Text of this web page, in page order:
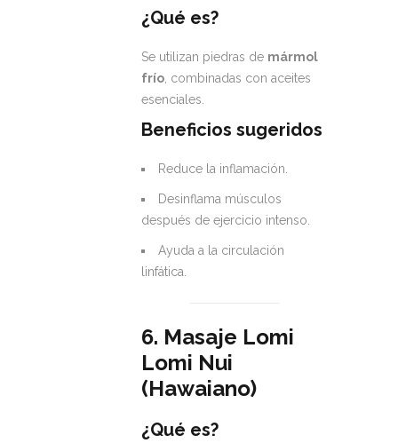
¿Qué es?
Se utilizan piedras de mármol
frío , combinadas con aceites
esenciales.
Beneficios sugeridos
Reduce la inflamación.
Desinflama músculos
después de ejercicio intenso.
Ayuda a la circulación
linfática.
6. Masaje Lomi
Lomi Nui
(Hawaiano)
¿Qué es?